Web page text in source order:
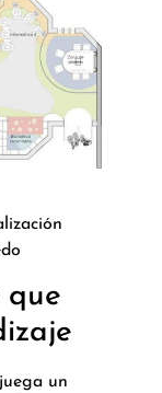
que
juega un